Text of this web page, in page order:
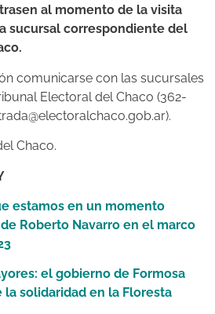
al momento de la visita
sucursal correspondiente del
comunicarse con las sucursales
Electoral del Chaco (362-
).
Chaco.
estamos en un momento
Roberto Navarro en el marco
el gobierno de Formosa
la solidaridad en la Floresta